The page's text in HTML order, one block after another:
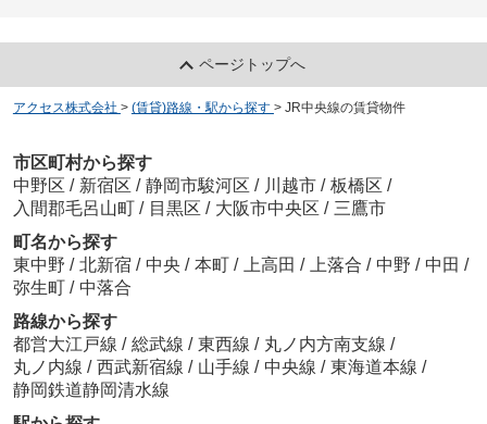
ページトップへ
アクセス株式会社 > (賃貸)路線・駅から探す > JR中央線の賃貸物件
市区町村から探す
中野区 / 新宿区 / 静岡市駿河区 / 川越市 / 板橋区 /
入間郡毛呂山町 / 目黒区 / 大阪市中央区 / 三鷹市
町名から探す
東中野 / 北新宿 / 中央 / 本町 / 上高田 / 上落合 / 中野 / 中田 /
弥生町 / 中落合
路線から探す
都営大江戸線 / 総武線 / 東西線 / 丸ノ内方南支線 /
丸ノ内線 / 西武新宿線 / 山手線 / 中央線 / 東海道本線 /
静岡鉄道静岡清水線